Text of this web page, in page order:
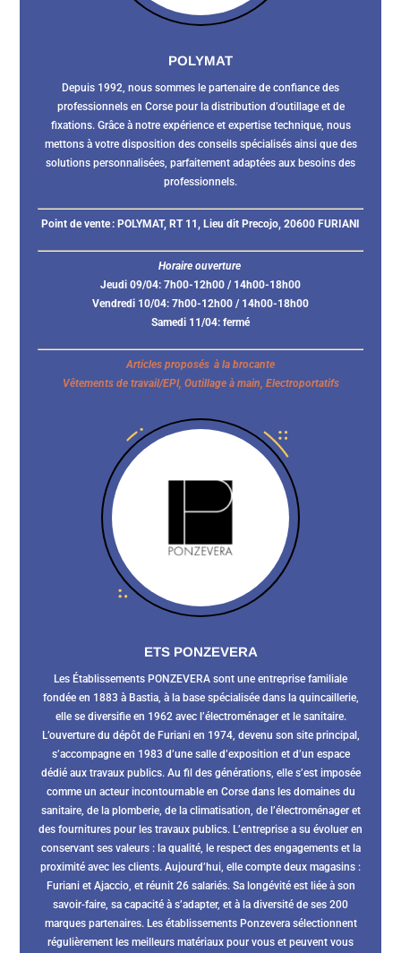
POLYMAT
Depuis 1992, nous sommes le partenaire de confiance des
professionnels en Corse pour la distribution d’outillage et de
fixations. Grâce à notre expérience et expertise technique, nous
mettons à votre disposition des conseils spécialisés ainsi que des
solutions personnalisées, parfaitement adaptées aux besoins des
professionnels.
Point de vente : POLYMAT, RT 11, Lieu dit Precojo, 20600 FURIANI
Horaire ouverture
Jeudi 09/04: 7h00-12h00 / 14h00-18h00
Vendredi 10/04: 7h00-12h00 / 14h00-18h00
Samedi 11/04: fermé
Articles proposés à la brocante
Vêtements de travail/EPI, Outillage à main, Electroportatifs
ETS PONZEVERA
Les Établissements PONZEVERA sont une entreprise familiale
fondée en 1883 à Bastia, à la base spécialisée dans la quincaillerie,
elle se diversifie en 1962 avec l’électroménager et le sanitaire.
L’ouverture du dépôt de Furiani en 1974, devenu son site principal,
s’accompagne en 1983 d’une salle d’exposition et d’un espace
dédié aux travaux publics. Au fil des générations, elle s’est imposée
comme un acteur incontournable en Corse dans les domaines du
sanitaire, de la plomberie, de la climatisation, de l’électroménager et
des fournitures pour les travaux publics. L’entreprise a su évoluer en
conservant ses valeurs : la qualité, le respect des engagements et la
proximité avec les clients. Aujourd’hui, elle compte deux magasins :
Furiani et Ajaccio, et réunit 26 salariés. Sa longévité est liée à son
savoir-faire, sa capacité à s’adapter, et à la diversité de ses 200
marques partenaires. Les établissements Ponzevera sélectionnent
régulièrement les meilleurs matériaux pour vous et peuvent vous